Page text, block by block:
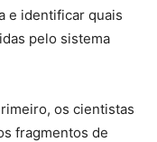
e identificar quais
pelo sistema
os cientistas
fragmentos de